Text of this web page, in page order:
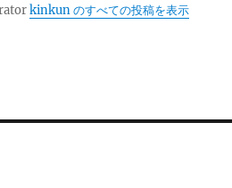
kinkun のすべての投稿を表示